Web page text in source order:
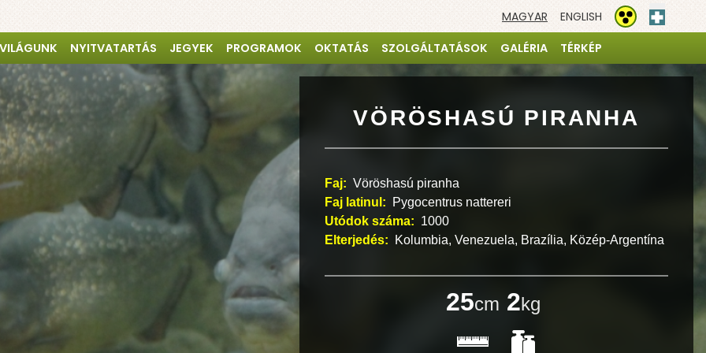
MAGYAR
ENGLISH
NYITVATARTÁS JEGYEK PROGRAMOK OKTATÁS SZOLGÁLTATÁSOK GALÉRIA TÉRKÉP
VÖRÖSHASÚ PIRANHA
Faj: Vöröshasú piranha
Faj latinul:
Pygocentrus nattereri
Utódok száma: 1000
Elterjedés:
Kolumbia, Venezuela, Brazília, Közép-Argentína
33cm 2kg